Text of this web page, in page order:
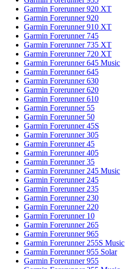
Garmin Forerunner 920 XT
Garmin Forerunner 920
Garmin Forerunner 910 XT
Garmin Forerunner 745
Garmin Forerunner 735 XT
Garmin Forerunner 720 XT
Garmin Forerunner 645 Music
Garmin Forerunner 645
Garmin Forerunner 630
Garmin Forerunner 620
Garmin Forerunner 610
Garmin Forerunner 55
Garmin Forerunner 50
Garmin Forerunner 45S
Garmin Forerunner 305
Garmin Forerunner 45
Garmin Forerunner 405
Garmin Forerunner 35
Garmin Forerunner 245 Music
Garmin Forerunner 245
Garmin Forerunner 235
Garmin Forerunner 230
Garmin Forerunner 220
Garmin Forerunner 10
Garmin Forerunner 265
Garmin Forerunner 965
Garmin Forerunner 255S Music
Garmin Forerunner 955 Solar
Garmin Forerunner 955